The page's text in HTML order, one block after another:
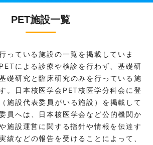
PET施設一覧
っている施設の一覧を掲載していま
による診療や検診を行わず、基礎研
礎研究と臨床研究のみを行っている施
。日本核医学会PET核医学分科会に登
施設代表委員がいる施設）を掲載して
員へは、日本核医学会など公的機関か
施設運営に関する指針や情報を伝達す
績などの報告を受けることによって、